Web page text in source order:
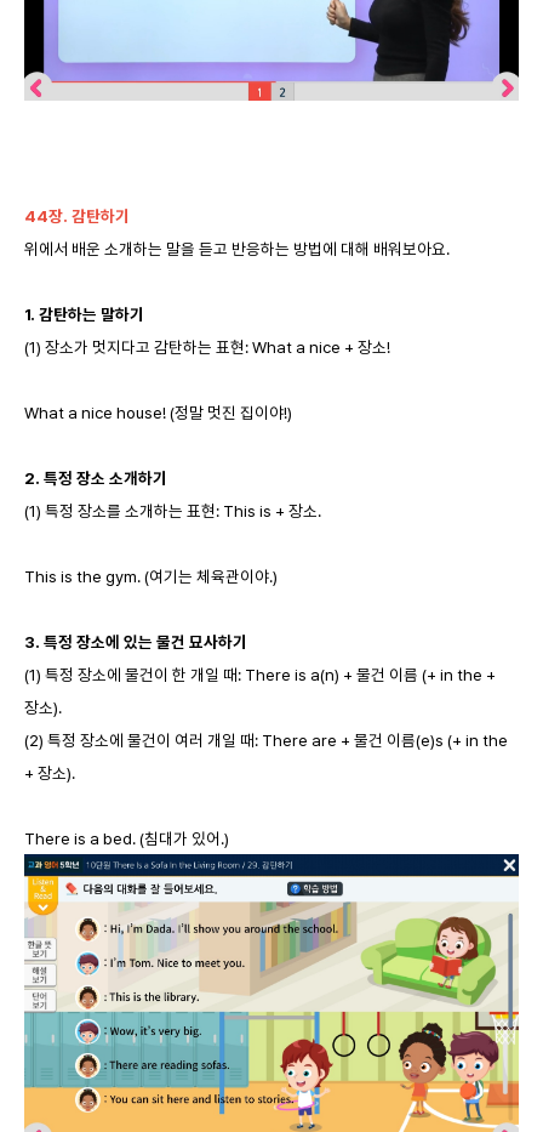
44장. 감탄하기
위에서 배운 소개하는 말을 듣고 반응하는 방법에 대해 배워보아요.
1. 감탄하는 말하기
(1) 장소가 멋지다고 감탄하는 표현: What a nice + 장소!
What a nice house! (정말 멋진 집이야!)
2. 특정 장소 소개하기
(1) 특정 장소를 소개하는 표현: This is + 장소.
This is the gym. (여기는 체육관이야.)
3. 특정 장소에 있는 물건 묘사하기
(1) 특정 장소에 물건이 한 개일 때: There is a(n) + 물건 이름 (+ in the +
장소).
(2) 특정 장소에 물건이 여러 개일 때: There are + 물건 이름(e)s (+ in the
+ 장소).
There is a bed. (침대가 있어.)